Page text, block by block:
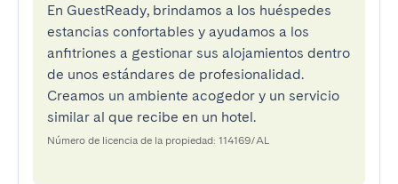
En GuestReady, brindamos a los huéspedes
estancias confortables y ayudamos a los
anfitriones a gestionar sus alojamientos dentro
de unos estándares de profesionalidad.
Creamos un ambiente acogedor y un servicio
similar al que recibe en un hotel.
Número de licencia de la propiedad: 114169/AL